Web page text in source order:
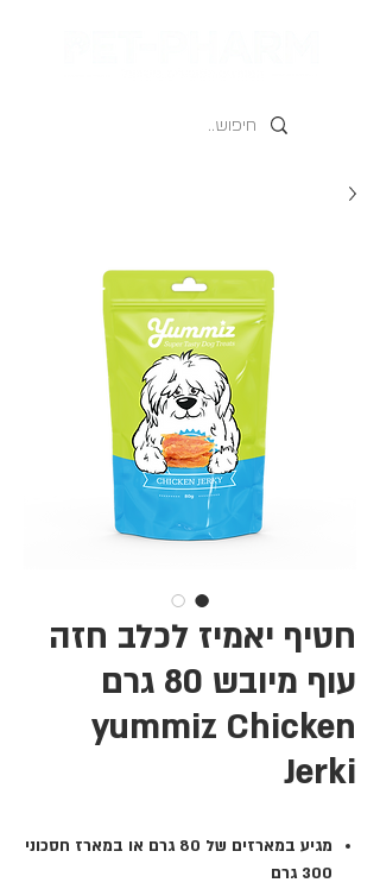
חטיף יאמיז לכלב חזה
עוף מיובש 80 גרם
yummiz Chicken
Jerki
מגיע במארזים של 80 גרם או במארז חסכוני
300 גרם